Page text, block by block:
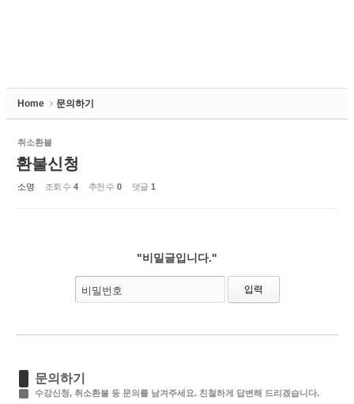
Home 문의하기
취소환불
환불신청
소명 조회 수 4 추천 수 0 댓글 1
"비밀글입니다."
비밀번호
문의하기
수강신청, 취소환불 등 문의를 남겨주세요. 친철하게 답변해 드리겠습니다.